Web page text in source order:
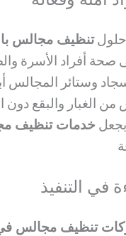
حلولتنظيف مجالس
صحة أفراد الأسرة
وستائر المجالس
الغبار والبقع دون
خدمات تنظيف
في التنفيذ
تنظيف مجالس